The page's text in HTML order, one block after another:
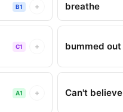
B1 + breathe
C1 + bummed out
A1 + Can't believe